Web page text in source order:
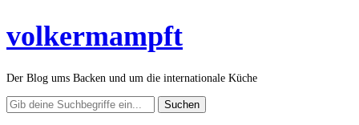
volkermampft
Der Blog ums Backen und um die internationale Küche